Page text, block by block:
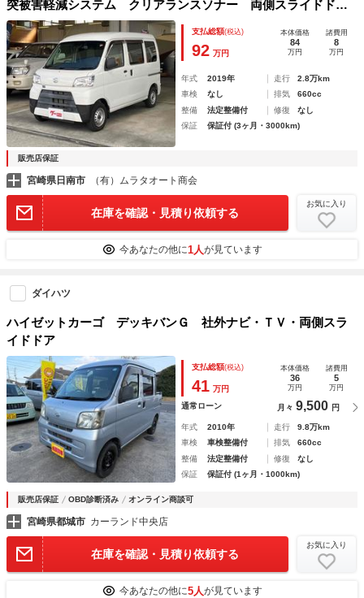
突被害軽減システム クリアランスソナー 両側スライドド
ア アイドリングストップ オートマチックハイビーム ＥＳ
Ｃ エアコン パワーステアリング 運転席エアバッグ
支払総額(税込)
92 万円
本体価格
84
万円
諸費用
8
万円
年式 2019年 走行
2.8万km
車検
なし 排気
660cc
整備
法定整備付 修復
なし
保証
保証付 (3ヶ月・3000km)
販売店保証
宮崎県日南市 （有）ムラタオート商会
在庫を確認・見積り依頼する
お気に入り
今あなたの他に1人が見ています
ダイハツ
ハイゼットカーゴ デッキバンＧ 社外ナビ・ＴＶ・両側スラ
イドドア
支払総額(税込)
41 万円
本体価格
36
万円
諸費用
5
万円
通常ローン 月々 9,500 円
年式 2010年 走行
9.8万km
車検
車検整備付 排気
660cc
整備
法定整備付 修復
なし
保証
保証付 (1ヶ月・1000km)
販売店保証 OBD診断済み オンライン商談可
宮崎県都城市 カーランド中央店
在庫を確認・見積り依頼する
お気に入り
今あなたの他に5人が見ています